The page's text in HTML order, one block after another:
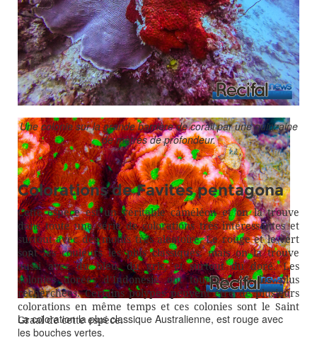
les souches Australienne ont des colorations très vives.
La coloration la plus classique Australienne, est rouge avec
les bouches vertes.
Une colonie sur la grande barrière de corail par une quinzaine
de mètres de profondeur.
Colorations de Favites pentagona
Cette espèce est un véritable caméléon et on la trouve
dans toute une série de colorations très intéressantes et
surtout avec des motifs très aléatoire. Le rouge et le vert
sont les couleurs les plus classiques, mais on la trouve
aussi avec du bleu, du gris, et surtout du doré. Les
colonies dorées d’Indonésie ont toujours été les plus
recherchées. Certains polypes peuvent être de plusieurs
colorations en même temps et ces colonies sont le Saint
Graal de cette espèce.